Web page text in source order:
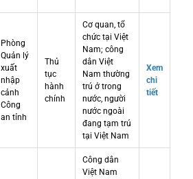
Phòng
Quản lý
xuất
nhập
cảnh
Công
an tỉnh
Thủ
tục
hành
chính
Cơ quan, tổ
chức tại Việt
Nam; công
dân Việt
Nam thường
trú ở trong
nước, người
nước ngoài
đang tạm trú
tại Việt Nam
Xem
chi
tiết
Công dân
Việt Nam